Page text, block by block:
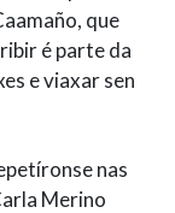
que
é parte da
e viaxar sen
nas
Merino